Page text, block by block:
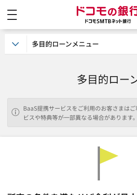
多目的ロー
BaaS提携サービスをご利用のお客さまは
ビスや特典等が一部異なる場合があります。
多目的ローンメニュー